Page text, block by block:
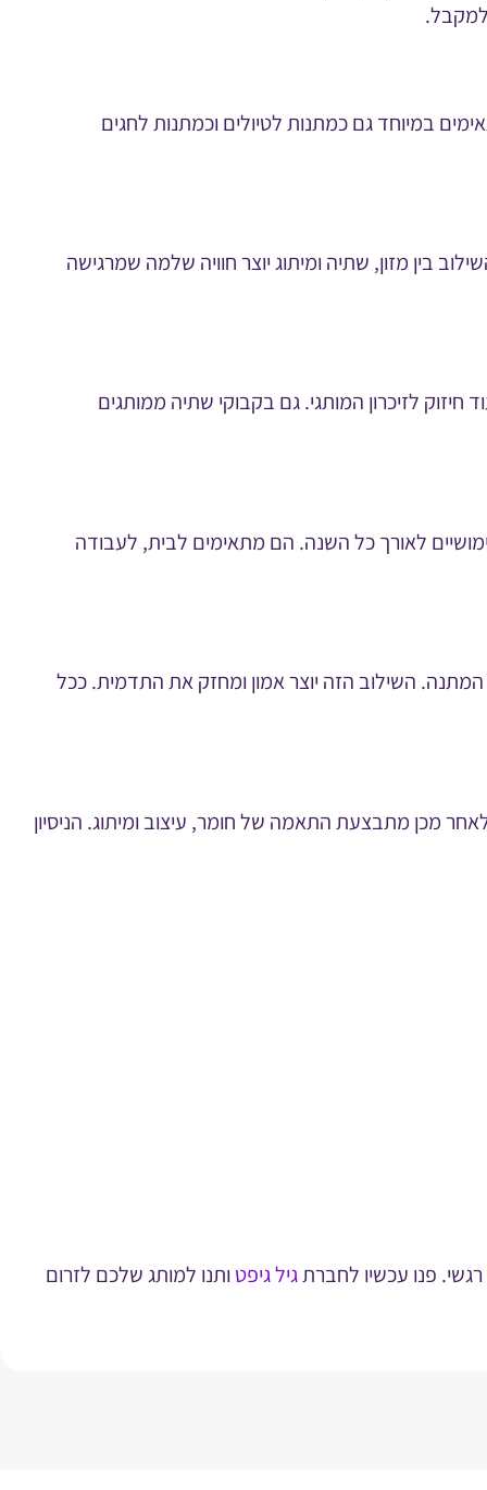
למקבל.
במיוחד גם כמתנות לטיולים וכמתנות לחגים
בין מזון, שתיה ומיתוג יוצר חוויה שלמה שמרגישה
לזיכרון המותגי. גם בקבוקי שתיה ממותגים
לאורך כל השנה. הם מתאימים לבית, לעבודה
השילוב הזה יוצר אמון ומחזק את התדמית. ככל
מכן מתבצעת התאמה של חומר, עיצוב ומיתוג. הניסיון
רגשי. פנו עכשיו לחברתגיל גיפט ותנו למותג שלכם לזרום